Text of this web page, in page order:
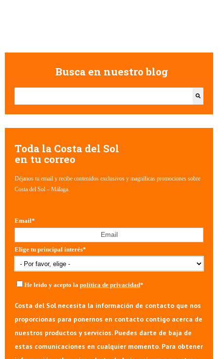
Busca en nuestro blog
Esto es un campo de búsqueda con una función de texto predictivo.
Toda la Costa del Sol
en tu correo
Déjanos tu email y recibe contenidos exclusivos y magníficas promociones sobre
Costa del Sol – Málaga.
Email*
Elige tu principal interés*
He leído y acepto la política de privacidad*
Costa del Sol necesita la información de contacto que nos
proporcionas para ponernos en contacto contigo acerca de
nuestros productos y servicios. Puedes darte de baja de
estas comunicaciones en cualquier momento. Para obtener